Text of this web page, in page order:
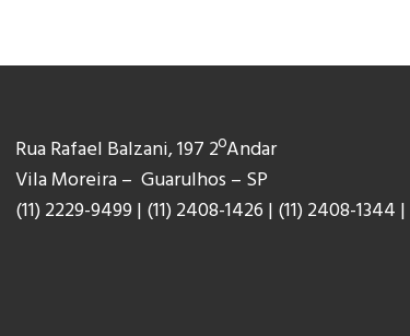
Rua Rafael Balzani, 197 2ºAndar
Vila Moreira – Guarulhos – SP
(11) 2229-9499| (11) 2408-1426 | (11) 2408-1344 |